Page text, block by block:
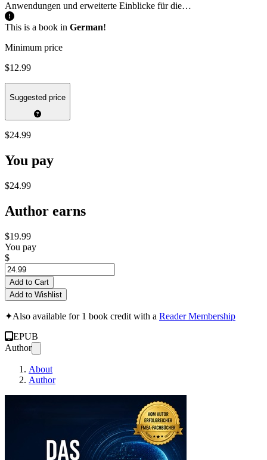
Anwendungen und erweiterte Einblicke für die…
This is a book in German!
Minimum price
$12.99
Suggested price
$24.99
You pay
$24.99
Author earns
$19.99
You pay
$
Add to Cart
Add to Wishlist
✦Also available for 1 book credit with a Reader Membership
EPUB
Author
About
Author